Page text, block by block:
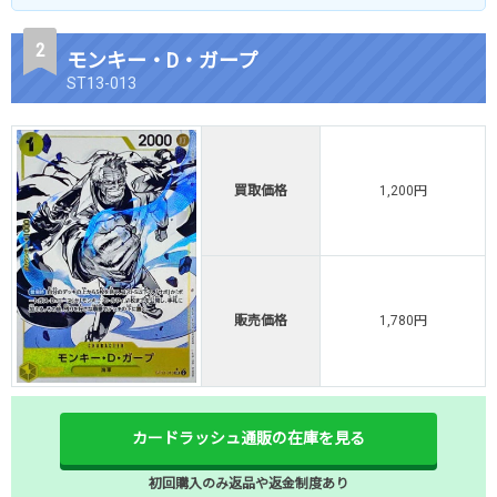
モンキー・D・ガープ
ST13-013
買取価格 1,200円
販売価格 1,780円
カードラッシュ通販の在庫を見る
初回購入のみ返品や返金制度あり